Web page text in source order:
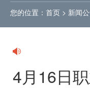
您的位置： 首页 > 新闻
4月16日